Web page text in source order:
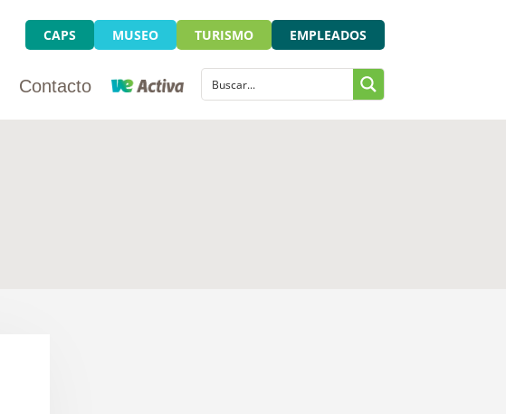
CAPS MUSEO TURISMO EMPLEADOS
Contacto